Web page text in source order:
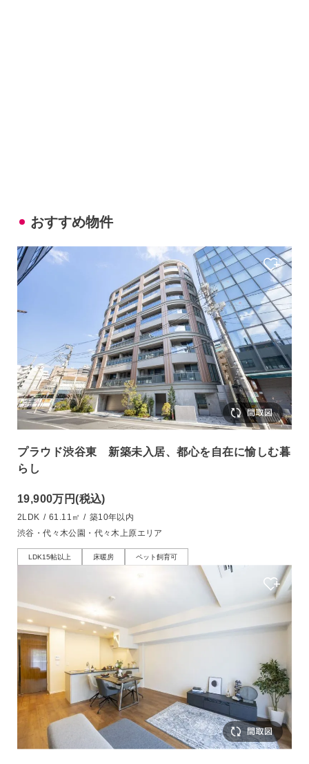
おすすめ物件
プラウド渋谷東 新築未入居、都心を自在に愉しむ暮
らし
19,900万円(税込)
2LDK / 61.11㎡ / 築10年以内
渋谷・代々木公園・代々木上原エリア
LDK15帖以上 床暖房 ペット飼育可